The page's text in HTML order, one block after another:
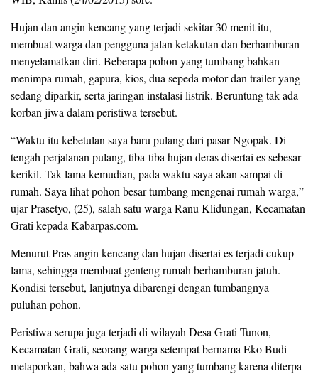
Hujan dan angin kencang yang terjadi sekitar 30 menit itu,
membuat warga dan pengguna jalan ketakutan dan berhamburan
menyelamatkan diri. Beberapa pohon yang tumbang bahkan
menimpa rumah, gapura, kios, dua sepeda motor dan trailer yang
sedang diparkir, serta jaringan instalasi listrik. Beruntung tak ada
korban jiwa dalam peristiwa tersebut.
“Waktu itu kebetulan saya baru pulang dari pasar Ngopak. Di
tengah perjalanan pulang, tiba-tiba hujan deras disertai es sebesar
kerikil. Tak lama kemudian, pada waktu saya akan sampai di
rumah. Saya lihat pohon besar tumbang mengenai rumah warga,”
ujar Prasetyo, (25), salah satu warga Ranu Klidungan, Kecamatan
Grati kepada Kabarpas.com.
Menurut Pras angin kencang dan hujan disertai es terjadi cukup
lama, sehingga membuat genteng rumah berhamburan jatuh.
Kondisi tersebut, lanjutnya dibarengi dengan tumbangnya
puluhan pohon.
Peristiwa serupa juga terjadi di wilayah Desa Grati Tunon,
Kecamatan Grati, seorang warga setempat bernama Eko Budi
melaporkan, bahwa ada satu pohon yang tumbang karena diterpa